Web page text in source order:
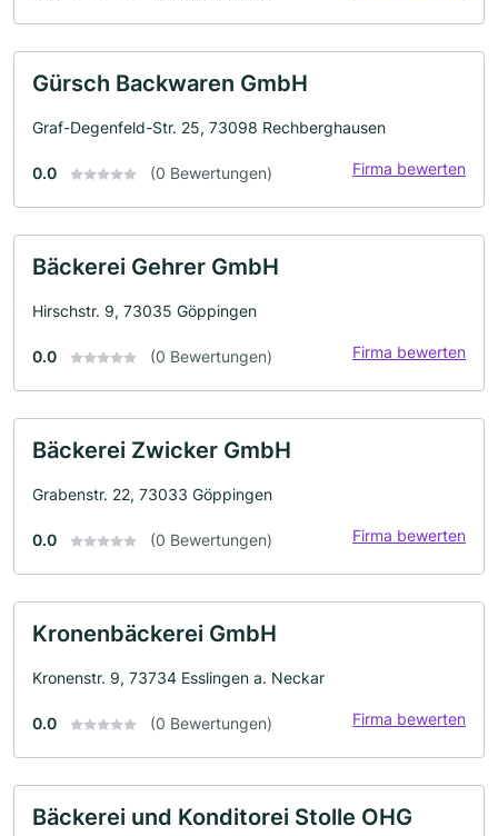
Gürsch Backwaren GmbH
Graf-Degenfeld-Str. 25, 73098 Rechberghausen
0.0 (0 Bewertungen) Firma bewerten
Bäckerei Gehrer GmbH
Hirschstr. 9, 73035 Göppingen
0.0 (0 Bewertungen) Firma bewerten
Bäckerei Zwicker GmbH
Grabenstr. 22, 73033 Göppingen
0.0 (0 Bewertungen) Firma bewerten
Kronenbäckerei GmbH
Kronenstr. 9, 73734 Esslingen a. Neckar
0.0 (0 Bewertungen) Firma bewerten
Bäckerei und Konditorei Stolle OHG